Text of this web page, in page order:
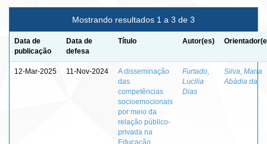
Mostrando resultados 1 a 3 de 3
Data de
publicação
Data de
defesa
Título Autor(es)
12-Mar-2025 11-Nov-2024
A disseminação
das
competências
socioemocionais
por meio da
relação público-
privada na
Educação
Furtado,
Lucilia
Dias
Silva, Maria
Abádia da